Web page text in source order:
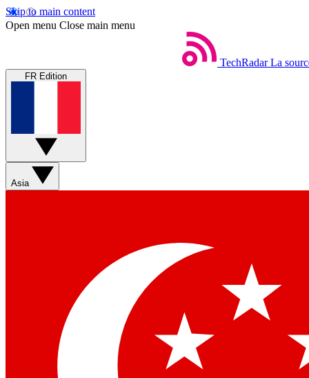
Skip to main content
Open menu Close main menu
TechRadar La
FR Edition
Asia